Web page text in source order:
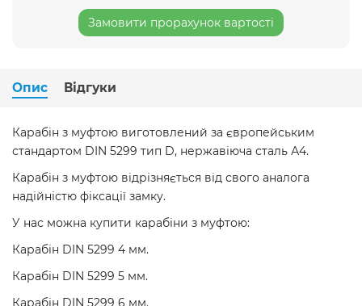
Замовити прорахунок вартості
Опис Відгуки
Карабін з муфтою виготовлений за європейським
стандартом DIN 5299 тип D, нержавіюча сталь А4.
Карабін з муфтою відрізняється від свого аналога
надійністю фіксації замку.
У нас можна купити карабіни з муфтою:
Карабін DIN 5299 4 мм.
Карабін DIN 5299 5 мм.
Карабін DIN 5299 6 мм.